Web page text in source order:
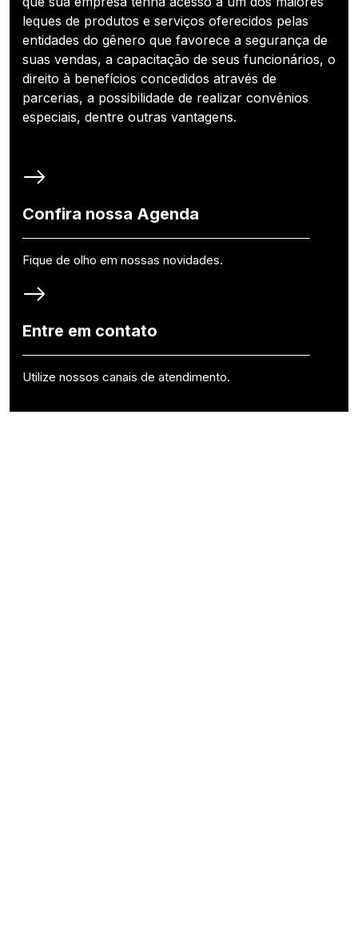
leques de produtos e serviços oferecidos pelas
entidades do gênero que favorece a segurança de
suas vendas, a capacitação de seus funcionários, o
direito à benefícios concedidos através de
parcerias, a possibilidade de realizar convênios
especiais, dentre outras vantagens.
Confira nossa Agenda
Fique de olho em nossas novidades.
Entre em contato
Utilize nossos canais de atendimento.